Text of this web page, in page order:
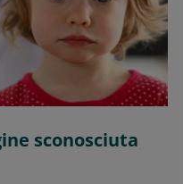
sconosciuta